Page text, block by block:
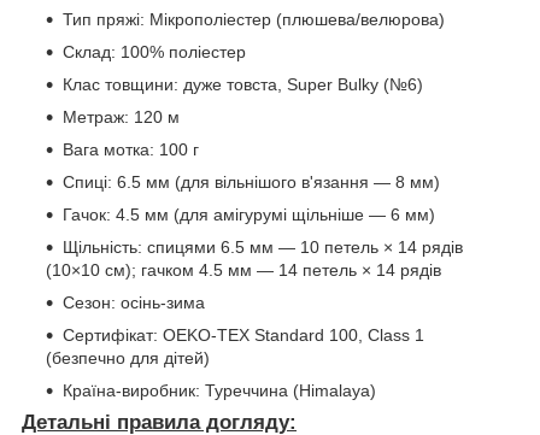
Тип пряжі: Мікрополіестер (плюшева/велюрова)
Склад: 100% поліестер
Клас товщини: дуже товста, Super Bulky (№6)
Метраж: 120 м
Вага мотка: 100 г
Спиці: 6.5 мм (для вільнішого в'язання — 8 мм)
Гачок: 4.5 мм (для амігурумі щільніше — 6 мм)
Щільність: спицями 6.5 мм — 10 петель × 14 рядів
(10×10 см); гачком 4.5 мм — 14 петель × 14 рядів
Сезон: осінь-зима
Сертифікат: OEKO-TEX Standard 100, Class 1
(безпечно для дітей)
Країна-виробник: Туреччина (Himalaya)
Детальні правила догляду: